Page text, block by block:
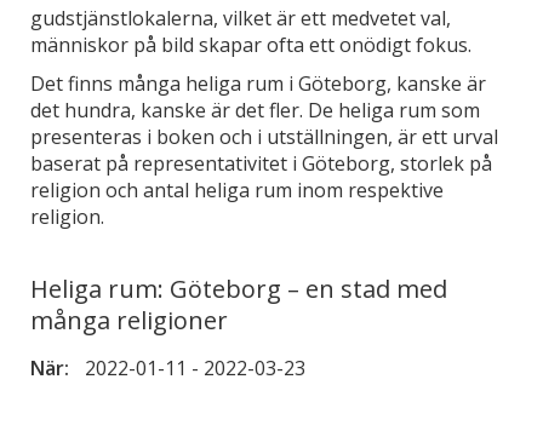
gudstjänstlokalerna, vilket är ett medvetet val,
människor på bild skapar ofta ett onödigt fokus.
Det finns många heliga rum i Göteborg, kanske är
det hundra, kanske är det fler. De heliga rum som
presenteras i boken och i utställningen, är ett urval
baserat på representativitet i Göteborg, storlek på
religion och antal heliga rum inom respektive
religion.
Heliga rum: Göteborg – en stad med
många religioner
När: 2022-01-11 - 2022-03-23